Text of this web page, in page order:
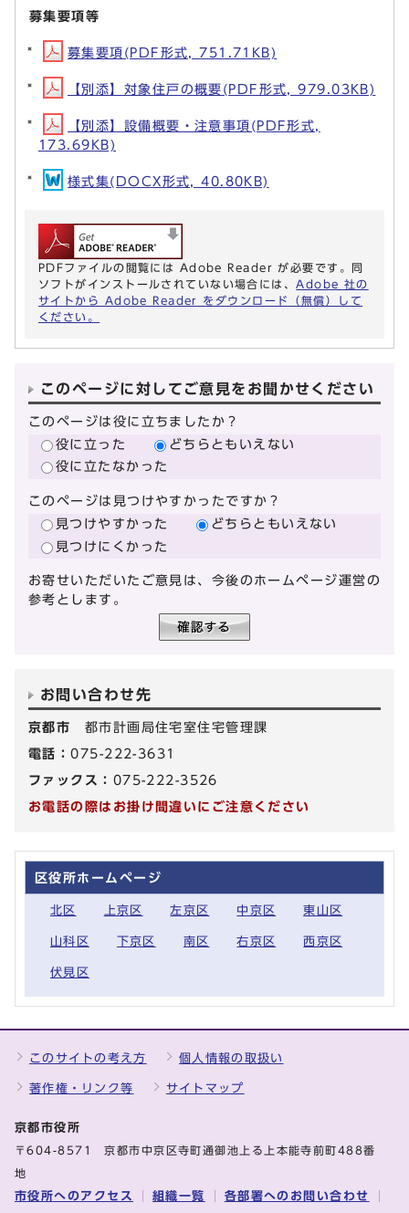
募集要項等
募集要項(PDF形式, 751.71KB)
【別添】対象住戸の概要(PDF形式, 979.03KB)
【別添】設備概要・注意事項(PDF形式,
173.69KB)
様式集(DOCX形式, 40.80KB)
PDFファイルの閲覧には Adobe Reader が必要です。同
ソフトがインストールされていない場合には、 Adobe 社の
サイトから Adobe Reader をダウンロード（無償）して
ください。
このページに対してご意見をお聞かせください
このページは役に立ちましたか？
役に立った
どちらともいえない
役に立たなかった
このページは見つけやすかったですか？
見つけやすかった
どちらともいえない
見つけにくかった
お寄せいただいたご意見は、今後のホームページ運営の
参考とします。
お問い合わせ先
京都市 都市計画局住宅室住宅管理課
電話：075-222-3631
ファックス： 075-222-3526
お電話の際はお掛け間違いにご注意ください
区役所ホームページ
北区 上京区 左京区 中京区 東山区
山科区 下京区 南区 右京区 西京区
伏見区
このサイトの考え方 個人情報の取扱い
著作権・リンク等 サイトマップ
京都市役所
〒604-8571 京都市中京区寺町通御池上る上本能寺前町488番
地
市役所へのアクセス 組織一覧 各部署へのお問い合わせ